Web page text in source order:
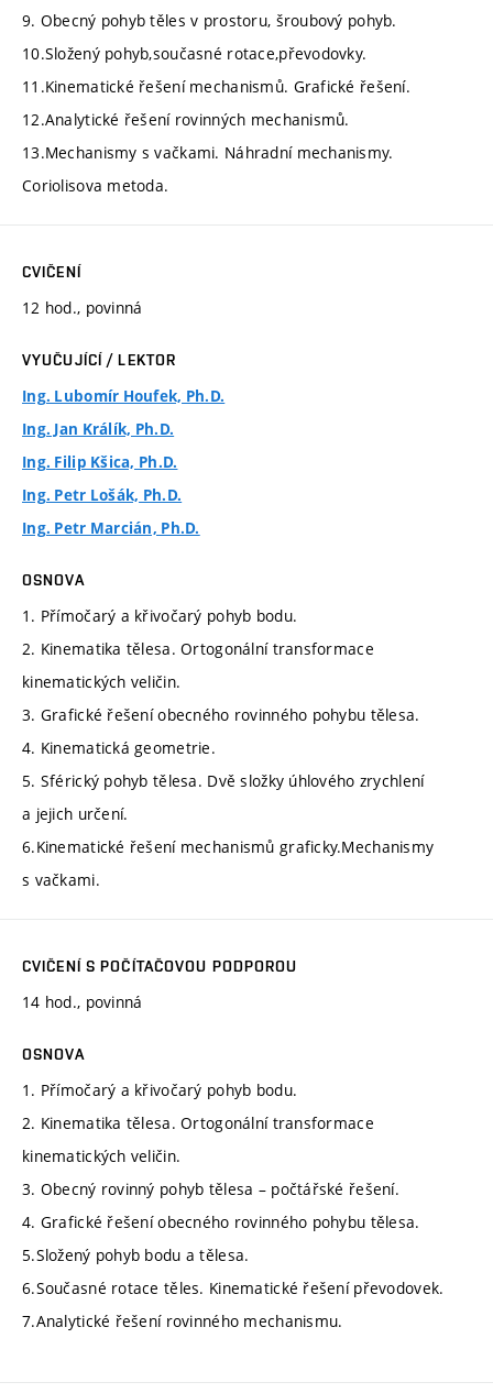
9. Obecný pohyb těles v prostoru, šroubový pohyb.
10.Složený pohyb,současné rotace,převodovky.
11.Kinematické řešení mechanismů. Grafické řešení.
12.Analytické řešení rovinných mechanismů.
13.Mechanismy s vačkami. Náhradní mechanismy.
Coriolisova metoda.
CVIČENÍ
12 hod., povinná
VYUČUJÍCÍ / LEKTOR
Ing. Lubomír Houfek, Ph.D.
Ing. Jan Králík, Ph.D.
Ing. Filip Kšica, Ph.D.
Ing. Petr Lošák, Ph.D.
Ing. Petr Marcián, Ph.D.
OSNOVA
1. Přímočarý a křivočarý pohyb bodu.
2. Kinematika tělesa. Ortogonální transformace
kinematických veličin.
3. Grafické řešení obecného rovinného pohybu tělesa.
4. Kinematická geometrie.
5. Sférický pohyb tělesa. Dvě složky úhlového zrychlení
a jejich určení.
6.Kinematické řešení mechanismů graficky.Mechanismy
s vačkami.
CVIČENÍ S POČÍTAČOVOU PODPOROU
14 hod., povinná
OSNOVA
1. Přímočarý a křivočarý pohyb bodu.
2. Kinematika tělesa. Ortogonální transformace
kinematických veličin.
3. Obecný rovinný pohyb tělesa – počtářské řešení.
4. Grafické řešení obecného rovinného pohybu tělesa.
5.Složený pohyb bodu a tělesa.
6.Současné rotace těles. Kinematické řešení převodovek.
7.Analytické řešení rovinného mechanismu.